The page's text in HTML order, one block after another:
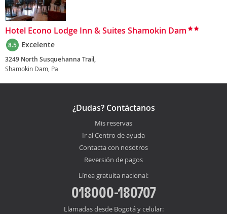
Hotel Econo Lodge Inn & Suites Shamokin Dam
8.5 Excelente
3249 North Susquehanna Trail,
Shamokin Dam, Pa
¿Dudas? Contáctanos
Mis reservas
Ir al Centro de ayuda
Contacta con nosotros
Reversión de pagos
Línea gratuita nacional:
018000-180707
Llamadas desde Bogotá y celular: